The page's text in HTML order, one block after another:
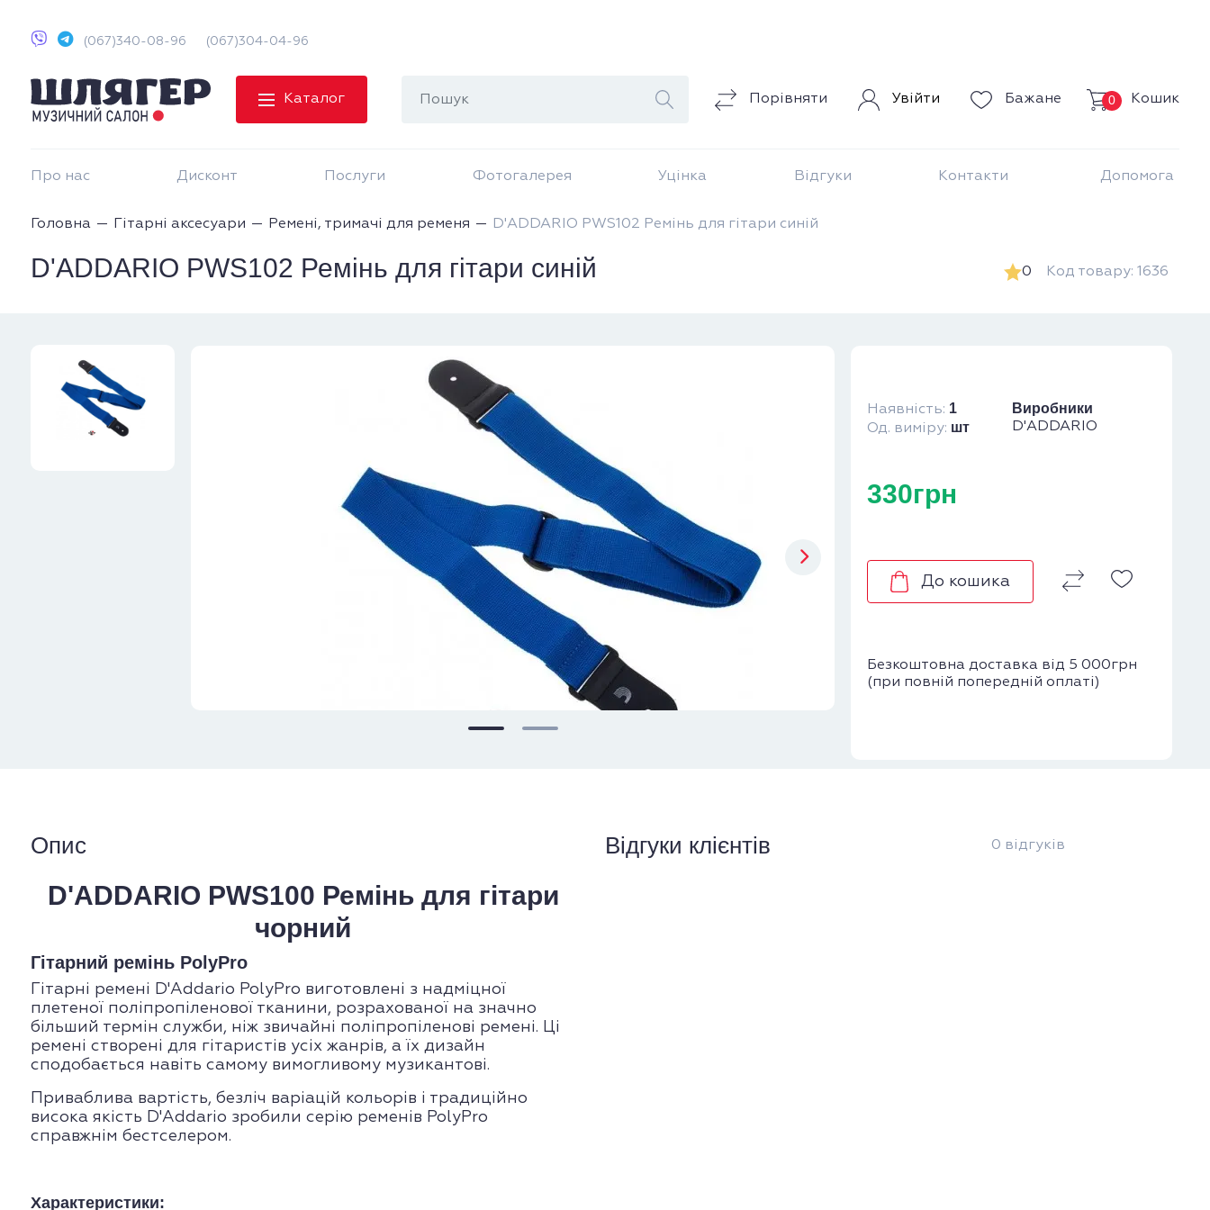
(067)340-08-96 (067)304-04-96
Каталог Порівняти Увійти Бажане Кошик
0
Про нас Дисконт Послуги Фотогалерея Уцінка Відгуки Контакти Допомога
Головна Гітарні аксесуари Ремені, тримачі для ременя D'ADDARIO PWS102 Ремінь для гітари синій
D'ADDARIO PWS102 Ремінь для гітари синій 0 Код товару: 1636
Наявність: 1
Од. виміру: шт
Виробники
D'ADDARIO
330грн
До кошика
Безкоштовна доставка від 5 000грн
(при повній попередній оплаті)
Опис
D'ADDARIO PWS100 Ремінь для гітари
чорний
Гітарний ремінь PolyPro
Гітарні ремені D'Addario PolyPro виготовлені з надміцної
плетеної поліпропіленової тканини, розрахованої на значно
більший термін служби, ніж звичайні поліпропіленові ремені. Ці
ремені створені для гітаристів усіх жанрів, а їх дизайн
сподобається навіть самому вимогливому музикантові.
Приваблива вартість, безліч варіацій кольорів і традиційно
висока якість D'Addario зробили серію ременів PolyPro
справжнім бестселером.
Характеристики:
Відгуки клієнтів 0 відгуків